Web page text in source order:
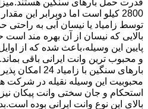
توسط زامیاد یا نیسان آبی به
بالایی که نیسان از آن بهره مند است
پایین این وسیله،باعث شده که از
و محبوب ترین وانت ایرانی باقی
بارهای سنگین
محبوبیت این وسیله نقیله در شرکت
استحکام و جان سختی وانت پیکان